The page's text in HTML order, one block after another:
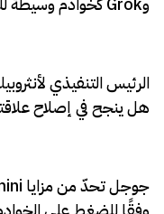
الرئيس التنفيذي
هل ينجح في إصلاح